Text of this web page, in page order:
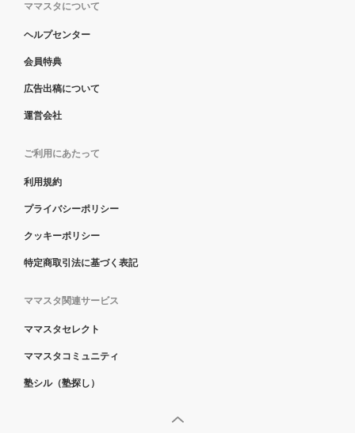
ママスタについて
ヘルプセンター
会員特典
広告出稿について
運営会社
ご利用にあたって
利用規約
プライバシーポリシー
クッキーポリシー
特定商取引法に基づく表記
ママスタ関連サービス
ママスタセレクト
ママスタコミュニティ
塾シル（塾探し）